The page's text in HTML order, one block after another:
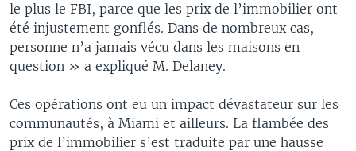
le plus le FBI, parce que les prix de l’immobilier ont
été injustement gonflés. Dans de nombreux cas,
personne n’a jamais vécu dans les maisons en
question » a expliqué M. Delaney.
Ces opérations ont eu un impact dévastateur sur les
communautés, à Miami et ailleurs. La flambée des
prix de l’immobilier s’est traduite par une hausse